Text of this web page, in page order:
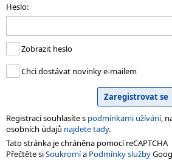
Heslo:
Zobrazit heslo
Chci dostávat novinky e-mailem
Registrací souhlasíte s podmínkami užívání,
osobních údajů najdete tady.
Tato stránka je chráněna pomocí reCAPTCHA
Přečtěte siSoukromía Podmínky služby